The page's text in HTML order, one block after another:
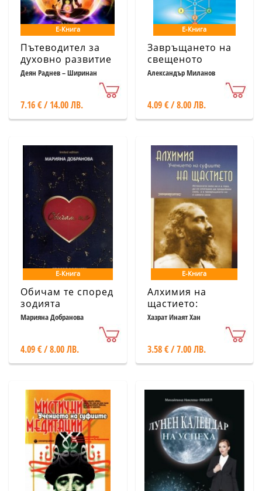
Е-Книга
Пътеводител за
духовно развитие
Деян Раднев – Ширинан
7.16 € / 14.00 ЛВ.
Е-Книга
Завръщането на
свещеното
познание на
Александър Миланов
4.09 € / 8.00 ЛВ.
Е-Книга
Обичам те според
зодията
Марияна Добранова
4.09 € / 8.00 ЛВ.
Е-Книга
Алхимия на
щастието:
Учението на
Хазрат Инаят Хан
3.58 € / 7.00 ЛВ.